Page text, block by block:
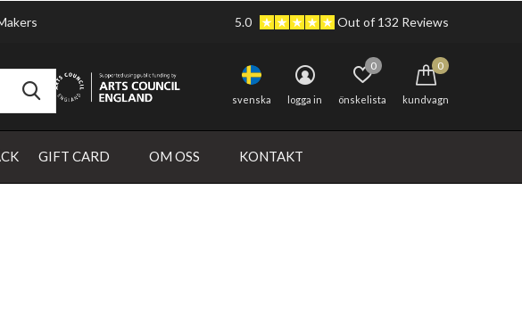
GIFT CARD OM OSS KONTAKT
svenska logga in önskelista
0
kundvagn
0
5.0 Out of 132 Reviews